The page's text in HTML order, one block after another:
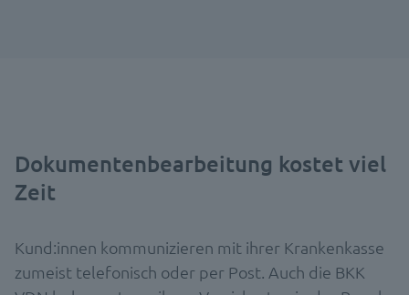
Dokumentenbearbeitung kostet viel
Zeit
Kund:innen kommunizieren mit ihrer Krankenkasse
zumeist telefonisch oder per Post. Auch die BKK